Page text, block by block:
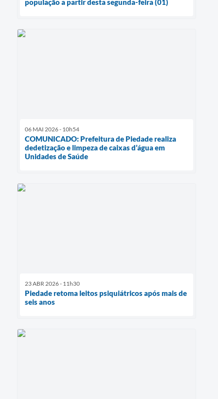
população a partir desta segunda-feira (01)
06 MAI 2026 - 10h54
COMUNICADO: Prefeitura de Piedade realiza
dedetização e limpeza de caixas d’água em
Unidades de Saúde
23 ABR 2026 - 11h30
Piedade retoma leitos psiquiátricos após mais de
seis anos